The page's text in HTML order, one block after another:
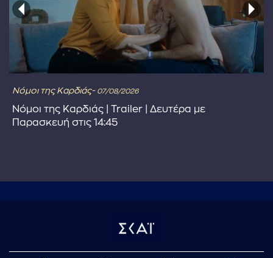
Νόμοι της Καρδιάς- 07/08/2026
Νόμοι της Καρδιάς | Trailer | Δευτέρα με
Παρασκευή στις 14:45